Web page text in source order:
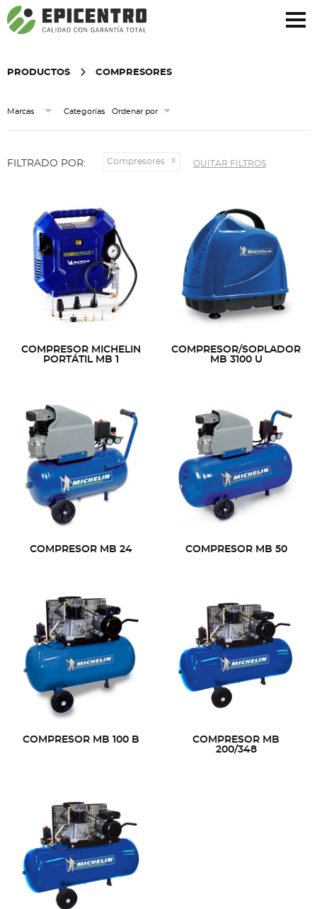
¿Olvidó su contraseña?Regístrese aquí
PRODUCTOS COMPRESORES
Marcas Categorías Ordenar por
FILTRADO POR: Compresores QUITAR FILTROS
COMPRESOR MICHELIN
PORTÁTIL MB 1
COMPRESOR/SOPLADOR
MB 3100 U
COMPRESOR MB 24 COMPRESOR MB 50
COMPRESOR MB 100 B
COMPRESOR MB
200/348